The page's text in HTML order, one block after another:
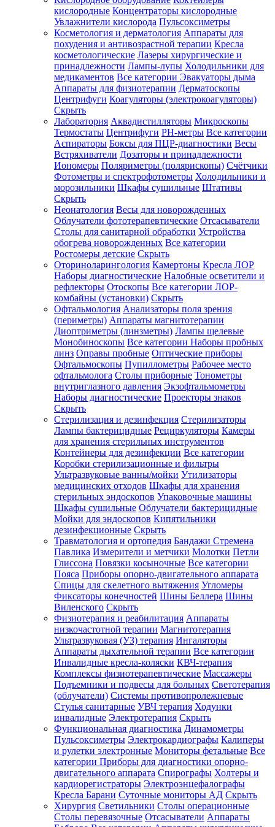
Зарегистрироваться
Зачем
регистрироваться?
Все
покупки
одном
месте
Личный
менеджер
Отслеживание
статуса
заказа
кислородные Концентраторы кислородные
Увлажнители кислорода Пульсоксиметры
Косметология и дерматология Аппараты для
похудения и антивозрастной терапии Кресла
косметологические Лазеры хирургические и
принадлежности Лампы-лупы Холодильники для
медикаментов Все категории Эвакуаторы дыма
Аппараты для физиотерапии Дерматоскопы
Центрифуги Коагуляторы (электрокоагуляторы)
Скрыть
Лаборатория Аквадистилляторы Микроскопы
Термостаты Центрифуги PH-метры Все категории
Аспираторы Боксы для ПЦР-диагностики Весы
Встряхиватели Дозаторы и принадлежности
Иономеры Поляриметры (полярископы) Счётчики
Фотометры и спектрофотометры Холодильники и
морозильники Шкафы сушильные Штативы
Скрыть
Неонатология Весы для новорожденных
Облучатели фототерапевтические Отсасыватели
Столы для санитарной обработки Устройства
обогрева новорожденных Все категории
Ростомеры детские Скрыть
Оториноларингология Камертоны Кресла ЛОР
Наборы диагностические Налобные осветители и
рефлекторы Отоскопы Все категории ЛОР-
комбайны (установки) Скрыть
Офтальмология Анализаторы поля зрения
(периметры) Аппараты магнитотерапии
Диоптриметры (линзметры) Лампы щелевые
Монобиноскопы Все категории Наборы пробных
линз Оправы пробные Оптические приборы
Офтальмоскопы Пупиллометры Рабочее место
офтальмолога Столы приборные Тонометры
внутриглазного давления Экзофтальмометры
Наборы диагностические Проекторы знаков
Скрыть
Стерилизация и дезинфекция Стерилизаторы
Лампы бактерицидные Рециркуляторы Камеры
для хранения стерильных инструментов
Контейнеры для дезинфекции Все категории
Коробки стерилизационные и фильтры
Ультразвуковые ванны/мойки Утилизаторы
медицинских отходов Шкафы для хранения
стерильных эндоскопов Упаковочные машины
Шкафы сушильные Облучатели бактерицидные
Мойки для эндоскопов Кипятильники
дезинфекционные Скрыть
Травматология и ортопедия Бандажи Стремена
Павлика Измерители и метчики Молотки Петли
Глиссона Повязки косыночные Все категории
Пояса Приборы опорно-двигательного аппарата
Спицы для скелетного вытяжения Угломеры
Фиксаторы конечностей Шины Беллера Шины
Виленского Скрыть
Физиотерапия и реабилитация Аппараты
низкочастотной терапии Магнитотерапия
Ультразвуковая (УЗ) терапия Ингаляторы
Аппараты дыхательной терапии Все категории
Инвалидные кресла-коляски КВЧ-терапия
Комплексы физиотерапевтические Массажеры
Подъемники и подвесы для больных Светотерапия
(облучатели) Системы противопролежневые
Стулья санитарные УВЧ терапия Ходунки
инвалидные Электротерапия Скрыть
Функциональная диагностика Динамометры
Пульсоксиметры Электрокардиографы Калиперы
и рулетки электронные Мониторы фетальные Все
категории Приборы для диагностики опорно-
двигательного аппарата Спирографы Холтеры и
кардиорегистраторы Электроэнцефалографы
Кресла Барани Суточные мониторы АД Скрыть
Хирургия Светильники Столы операционные
Столы перевязочные Отсасыватели Аппараты